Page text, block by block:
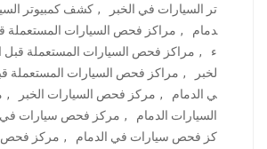
تر السيارات في الخبر
, كشف كمبيوتر
دمام
, مراكز فحص السيارات المستعملة
ء
, مراكز فحص السيارات المستعملة قبل
لخبر
, مراكز فحص السيارات المستعملة
ي الدمام
, مركز فحص السيارات الخبر ,
السيارات الدمام
, مركز فحص سيارات في
كز فحص سيارات في الدمام
, مركز فحص